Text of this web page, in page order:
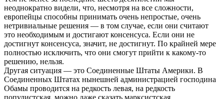
неоднократно видели, что, несмотря на все сложности,
европейцы способны принимать очень непростые, очень
нетривиальные решения — в том случае, если они считают
это необходимым и достигают консенсуса. Если они не
достигнут консенсуса, значит, не достигнут. По крайней мере
полностью исключить, что они смогут прийти к какому-то
решению, нельзя.
Другая ситуация — это Соединенные Штаты Америки. В
Соединенных Штатах нынешней администрацией господина
Обамы проводится на редкость левая, на редкость